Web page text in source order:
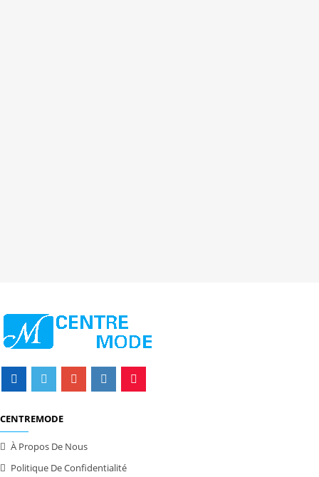
CENTREMODE
À Propos De Nous
Politique De Confidentialité